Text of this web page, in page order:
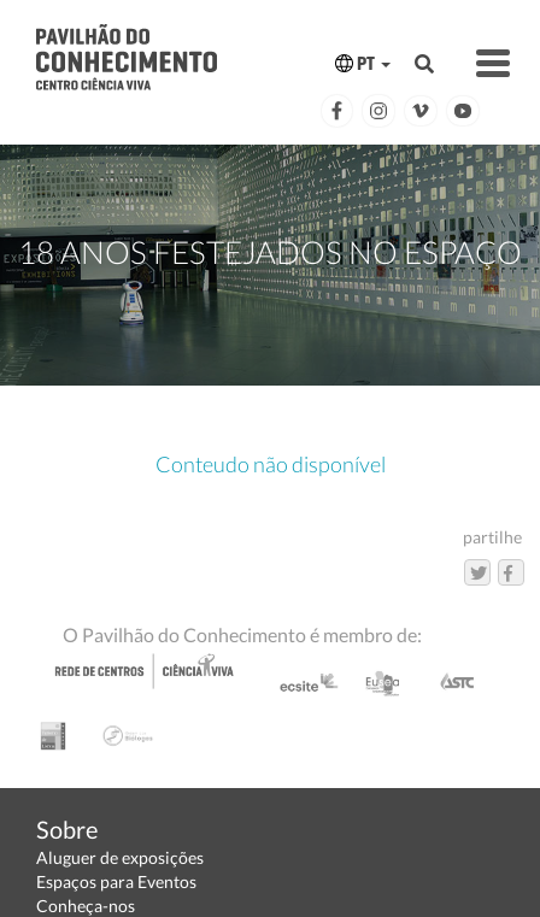
PT
18 ANOS FESTEJADOS NO ESPAÇO
Conteudo não disponível
partilhe
O Pavilhão do Conhecimento é membro de:
Sobre
Aluguer de exposições
Espaços para Eventos
Conheça-nos